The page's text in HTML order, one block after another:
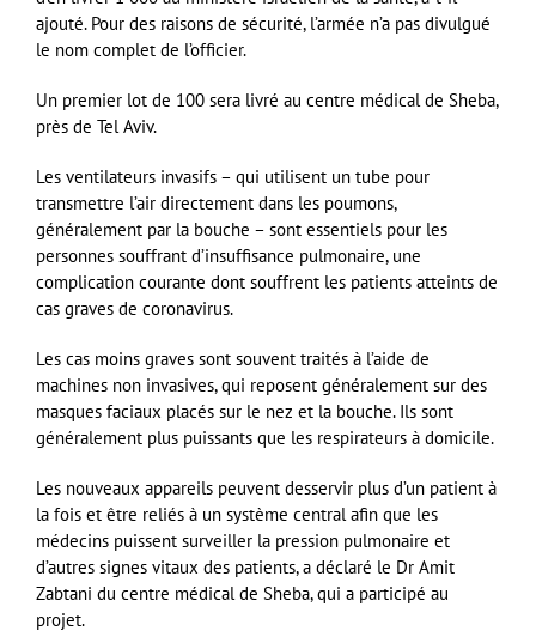
ajouté. Pour des raisons de sécurité, l’armée n’a pas divulgué
le nom complet de l’officier.
Un premier lot de 100 sera livré au centre médical de Sheba,
près de Tel Aviv.
Les ventilateurs invasifs – qui utilisent un tube pour
transmettre l’air directement dans les poumons,
généralement par la bouche – sont essentiels pour les
personnes souffrant d’insuffisance pulmonaire, une
complication courante dont souffrent les patients atteints de
cas graves de coronavirus.
Les cas moins graves sont souvent traités à l’aide de
machines non invasives, qui reposent généralement sur des
masques faciaux placés sur le nez et la bouche. Ils sont
généralement plus puissants que les respirateurs à domicile.
Les nouveaux appareils peuvent desservir plus d’un patient à
la fois et être reliés à un système central afin que les
médecins puissent surveiller la pression pulmonaire et
d’autres signes vitaux des patients, a déclaré le Dr Amit
Zabtani du centre médical de Sheba, qui a participé au
projet.